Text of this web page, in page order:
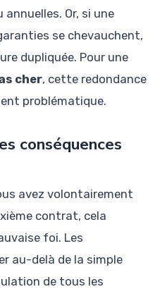
Or, si une
se chevauchent,
dupliquée. Pour une
cher, cette redondance
problématique.
conséquences
avez volontairement
contrat, cela
foi. Les
au-delà de la simple
de tous les